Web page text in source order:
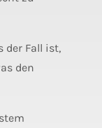
der Fall ist,
den